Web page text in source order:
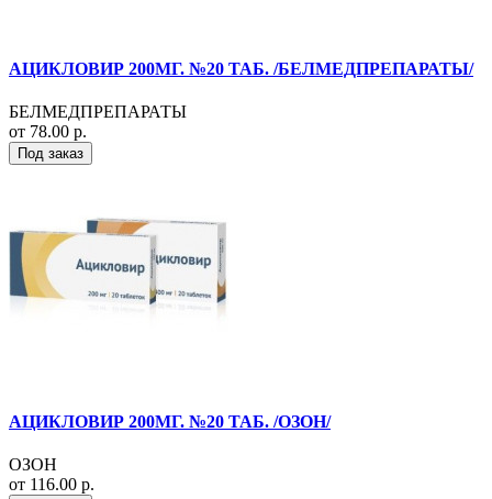
АЦИКЛОВИР 200МГ. №20 ТАБ. /БЕЛМЕДПРЕПАРАТЫ/
БЕЛМЕДПРЕПАРАТЫ
от 78.00 р.
Под заказ
АЦИКЛОВИР 200МГ. №20 ТАБ. /ОЗОН/
ОЗОН
от 116.00 р.